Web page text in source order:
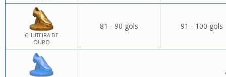
CHUTEIRA DE
OURO
81 - 90 gols 91 - 100 gols